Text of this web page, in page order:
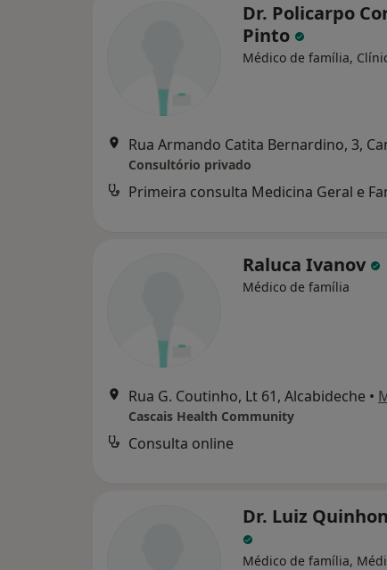
Dr. Policarpo
Pinto
Médico de família,
Consultório privado
Primeira consulta Medicina Geral e
Raluca Ivanov
Médico de família
Rua G. Coutinho, Lt 61, Alcabideche •
Cascais Health Community
Consulta online
Dr. Luiz
Médico de família,